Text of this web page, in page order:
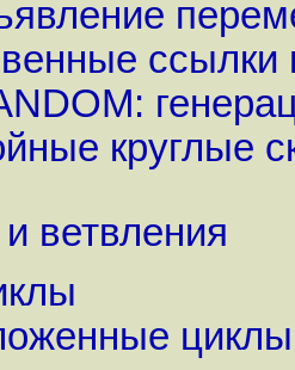
круглые
ветвления
циклы